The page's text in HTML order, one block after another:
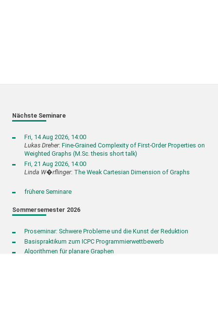
Nächste Seminare
Fri, 14 Aug 2026, 14:00
Lukas Dreher: Fine-Grained Complexity of First-Order Properties on
Weighted Graphs (M.Sc. thesis short talk)
Fri, 21 Aug 2026, 14:00
Linda W�rflinger: The Weak Cartesian Dimension of Graphs
frühere Seminare
Sommersemester 2026
Proseminar: Schwere Probleme und die Kunst der Reduktion
Basispraktikum zum ICPC Programmierwettbewerb
Algorithmen für planare Graphen